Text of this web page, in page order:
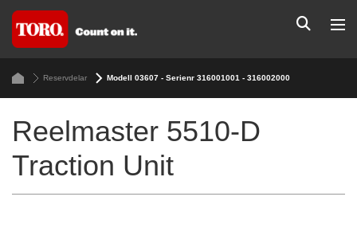
Reservdelar Modell 03607 - Serienr 316001001 - 316002000
Reelmaster 5510-D
Traction Unit